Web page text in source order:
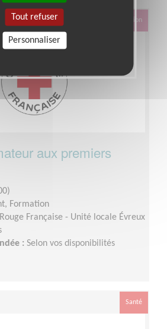
Éducation & Formation
aux premiers
Formation
Française - Unité locale Évreux
: Selon vos disponibilités
Santé
Tout refuser
Personnaliser